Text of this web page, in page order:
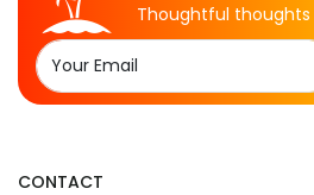
Thoughtful
CONTACT